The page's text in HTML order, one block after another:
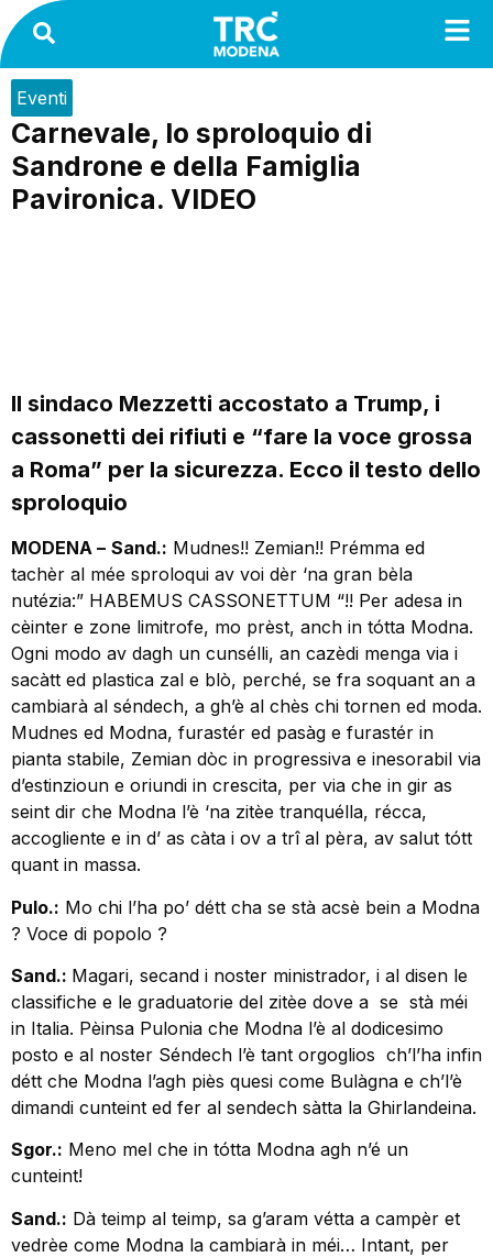
Eventi
Carnevale, lo sproloquio di
Sandrone e della Famiglia
Pavironica. VIDEO
Il sindaco Mezzetti accostato a Trump, i
cassonetti dei rifiuti e “fare la voce grossa
a Roma” per la sicurezza. Ecco il testo dello
sproloquio
MODENA – Sand.: Mudnes!! Zemian!! Prémma ed
tachèr al mée sproloqui av voi dèr ‘na gran bèla
nutézia:” HABEMUS CASSONETTUM “!! Per adesa in
cèinter e zone limitrofe, mo prèst, anch in tótta Modna.
Ogni modo av dagh un cunsélli, an cazèdi menga via i
sacàtt ed plastica zal e blò, perché, se fra soquant an a
cambiarà al séndech, a gh’è al chès chi tornen ed moda.
Mudnes ed Modna, furastér ed pasàg e furastér in
pianta stabile, Zemian dòc in progressiva e inesorabil via
d’estinzioun e oriundi in crescita, per via che in gir as
seint dir che Modna l’è ‘na zitèe tranquélla, récca,
accogliente e in d’ as càta i ov a trî al pèra, av salut tótt
quant in massa.
Pulo.: Mo chi l’ha po’ détt cha se stà acsè bein a Modna
? Voce di popolo ?
Sand.: Magari, secand i noster ministrador, i al disen le
classifiche e le graduatorie del zitèe dove a se stà méi
in Italia. Pèinsa Pulonia che Modna l’è al dodicesimo
posto e al noster Séndech l’è tant orgoglios ch’l’ha infin
détt che Modna l’agh piès quesi come Bulàgna e ch’l’è
dimandi cunteint ed fer al sendech sàtta la Ghirlandeina.
Sgor.: Meno mel che in tótta Modna agh n’é un
cunteint!
Sand.: Dà teimp al teimp, sa g’aram vétta a campèr et
vedrèe come Modna la cambiarà in méi… Intant, per